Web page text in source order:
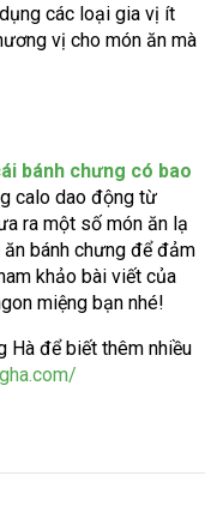
các loại gia vị ít
vị cho món ăn mà
bánh chưng có bao
calo dao động từ
ra một số món ăn lạ
bánh chưng để đảm
khảo bài viết của
miệng bạn nhé!
Hà để biết thêm nhiều